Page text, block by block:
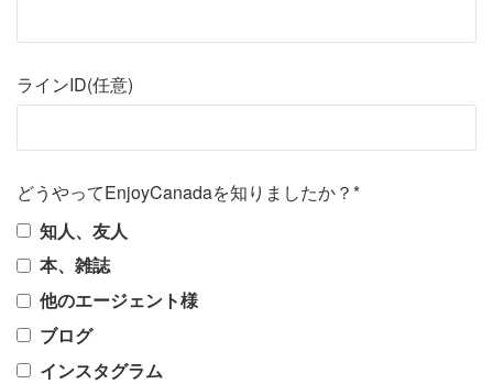
ラインID(任意)
どうやってEnjoyCanadaを知りましたか？*
知人、友人
本、雑誌
他のエージェント様
ブログ
インスタグラム